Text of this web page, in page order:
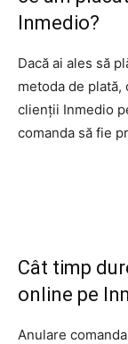
Inmedio?
Dacă ai ales să
metoda de
clienții Inmedio
comanda să fie
Cât timp
online pe
Anulare